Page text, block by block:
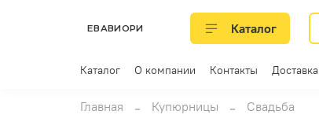
ЕВАВИОРИ Каталог
Каталог О компании Контакты Доставка
Главная Купюрницы Свадьба